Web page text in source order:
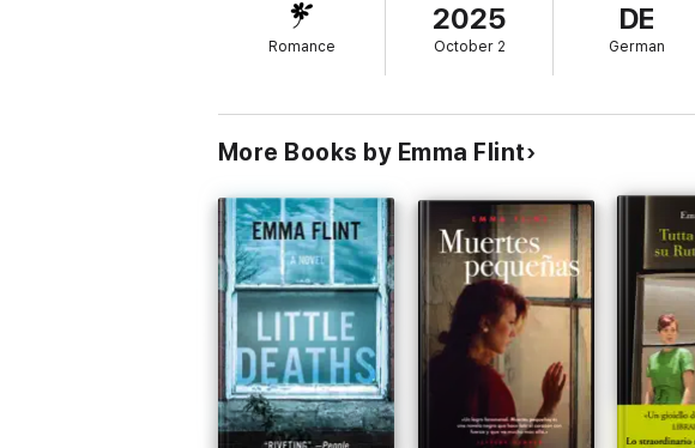
Romance
2025
October 2
DE
German
More Books by Emma Flint